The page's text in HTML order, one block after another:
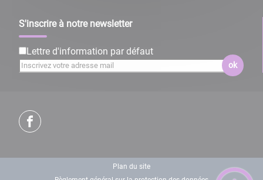
S'inscrire à notre newsletter
Lettre d'information par défaut
ok
Plan du site